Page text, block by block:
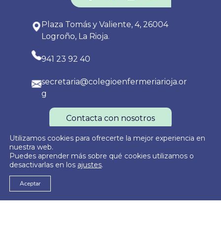
Plaza Tomás y Valiente, 4, 26004
Logroño, La Rioja.
941 23 92 40
secretaria@colegioenfermeriarioja.or
g
Contacta con nosotros
© 2026
Política de Privacidad Política de Cookies
Utilizamos cookies para ofrecerte la mejor experiencia en
nuestra web.
Puedes aprender más sobre qué cookies utilizamos o
desactivarlas en los ajustes.
Aceptar